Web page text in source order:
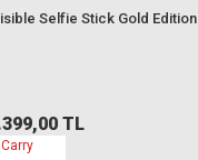
Selfie Stick Gold Edition
TL